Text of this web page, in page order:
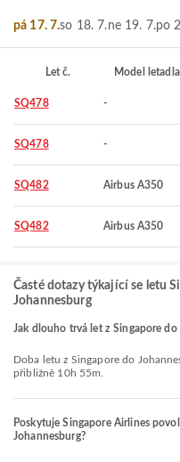
pá 17. 7.so 18. 7.ne 19. 7.po
Let č. Model letadla
SQ478 -
SQ478 -
SQ482 Airbus A350
SQ482 Airbus A350
Časté dotazy týkající se letu
Johannesburg
Jak dlouho trvá let z Singapore
Doba letu z Singapore do Johannesburg se společností Singapore Airlines je
přibližně 10h 55m.
Poskytuje Singapore Airlines
Johannesburg?